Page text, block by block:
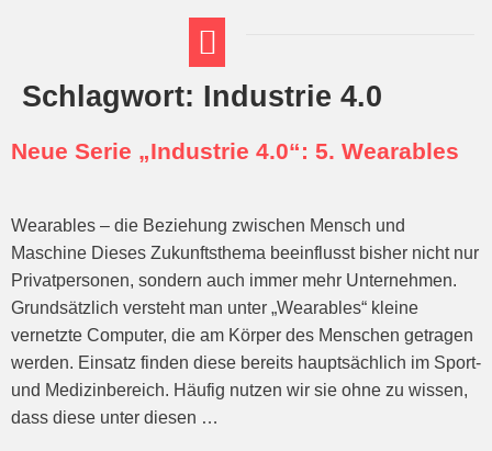
Schlagwort: Industrie 4.0
Neue Serie „Industrie 4.0“: 5. Wearables
Wearables – die Beziehung zwischen Mensch und
Maschine Dieses Zukunftsthema beeinflusst bisher nicht nur
Privatpersonen, sondern auch immer mehr Unternehmen.
Grundsätzlich versteht man unter „Wearables“ kleine
vernetzte Computer, die am Körper des Menschen getragen
werden. Einsatz finden diese bereits hauptsächlich im Sport-
und Medizinbereich. Häufig nutzen wir sie ohne zu wissen,
dass diese unter diesen …